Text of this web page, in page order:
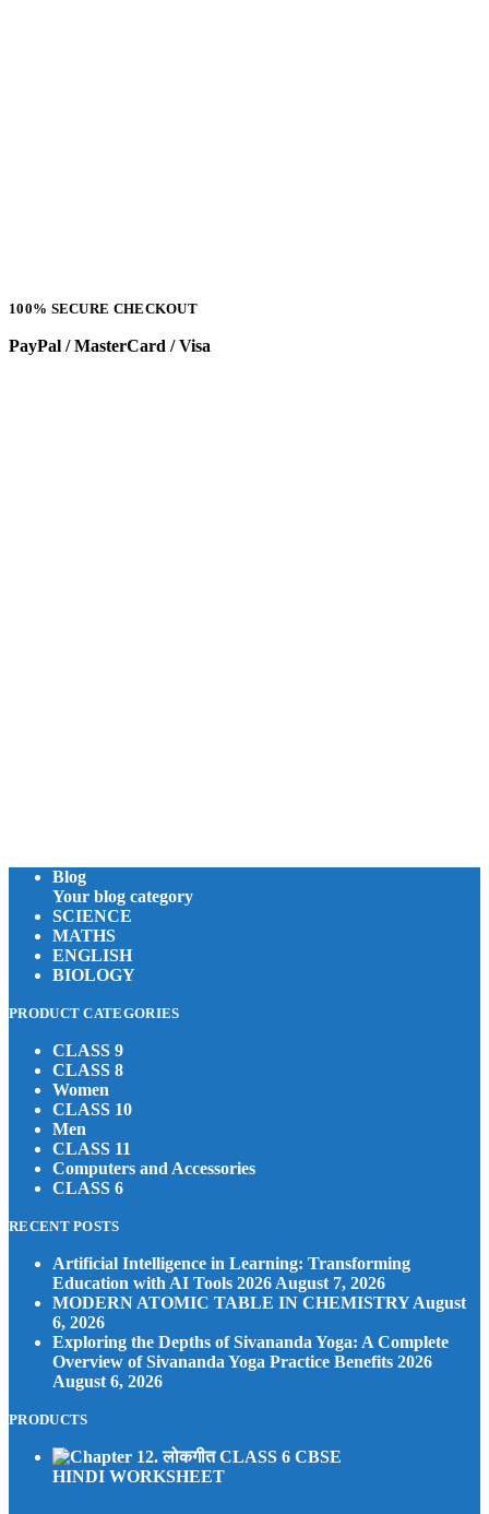
100% SECURE CHECKOUT
PayPal / MasterCard / Visa
Blog
Your blog category
SCIENCE
MATHS
ENGLISH
BIOLOGY
PRODUCT CATEGORIES
CLASS 9
CLASS 8
Women
CLASS 10
Men
CLASS 11
Computers and Accessories
CLASS 6
RECENT POSTS
Artificial Intelligence in Learning: Transforming
Education with AI Tools 2026 August 7, 2026
MODERN ATOMIC TABLE IN CHEMISTRY August
6, 2026
Exploring the Depths of Sivananda Yoga: A Complete
Overview of Sivananda Yoga Practice Benefits 2026
August 6, 2026
PRODUCTS